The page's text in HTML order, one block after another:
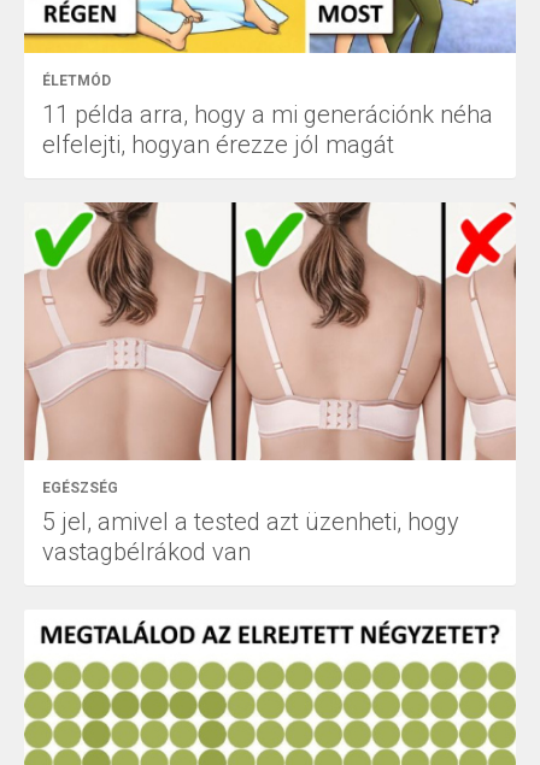
ÉLETMÓD
11 példa arra, hogy a mi generációnk néha
elfelejti, hogyan érezze jól magát
EGÉSZSÉG
5 jel, amivel a tested azt üzenheti, hogy
vastagbélrákod van